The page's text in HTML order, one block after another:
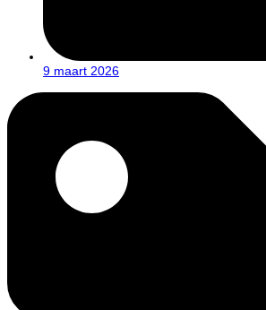
9 maart 2026